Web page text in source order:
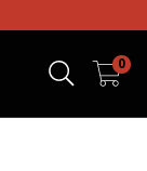
0